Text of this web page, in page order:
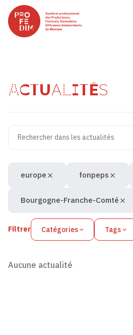
ACTUALITÉS
Recherche
Filtrer Catégories Tags
europe fonpeps
Bourgogne-Franche-Comté
Aucune actualité